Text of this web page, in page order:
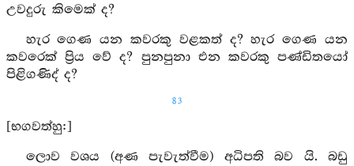
උවදුරු කිමෙක් ද?
හැර ගෙණ යන කවරකු වළකත් ද? හැර ගෙණ යන
කවරෙක් ප්‍රිය වේ ද? පුනපුනා එන කවරකු පණ්ඩිතයෝ
පිළිගණිද් ද?
83
[භගවත්හු:]
ලොව වශය (අණ පැවැත්වීම) අධිපති බව යි. බඩු